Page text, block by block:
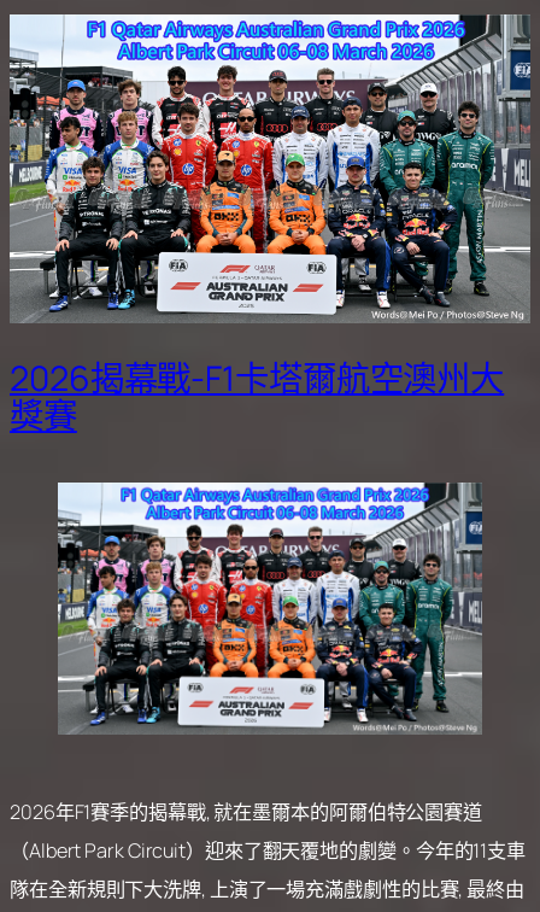
2026揭幕戰-F1卡塔爾航空澳州大
獎賽
2026年F1賽季的揭幕戰, 就在墨爾本的阿爾伯特公園賽道
（Albert Park Circuit）迎來了翻天覆地的劇變。今年的11支車
隊在全新規則下大洗牌, 上演了一場充滿戲劇性的比賽, 最終由